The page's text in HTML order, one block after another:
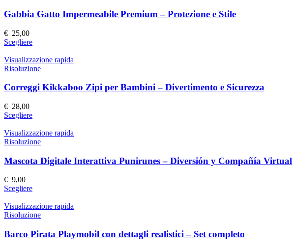
Gabbia Gatto Impermeabile Premium – Protezione e Stile
€ 25,00
ScegliereQuesto
ha
più
Le
opzioni
scelte
nella
pagina
del
prodotto
Visualizzazione rapida
Risoluzione
Correggi Kikkaboo Zipi per Bambini – Divertimento e Sicurezza
€ 28,00
ScegliereQuesto
ha
più
Le
opzioni
scelte
nella
pagina
del
prodotto
Visualizzazione rapida
Risoluzione
Mascota Digitale Interattiva Punirunes – Diversión y Compañía Virtual
€ 9,00
ScegliereQuesto
ha
più
Le
opzioni
Visualizzazione rapida
Risoluzione
Barco Pirata Playmobil con dettagli realistici – Set completo